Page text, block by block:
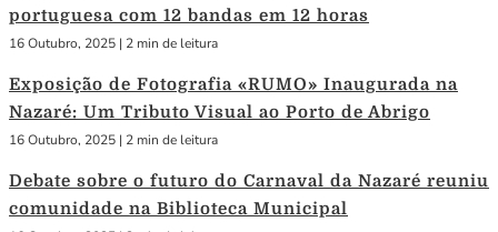
portuguesa com 12 bandas em 12 horas
16 Outubro, 2025 | 2 min de leitura
Exposição de Fotografia «RUMO» Inaugurada na
Nazaré: Um Tributo Visual ao Porto de Abrigo
16 Outubro, 2025 | 2 min de leitura
Debate sobre o futuro do Carnaval da Nazaré reuniu
comunidade na Biblioteca Municipal